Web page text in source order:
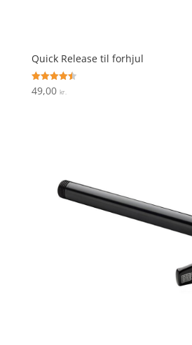
Quick Release til forhjul
Vurderet
4.5
49,00 kr.